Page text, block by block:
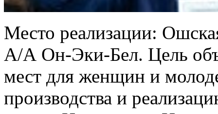
Место реализации:
А/А Он-Эки-Бел. Цель
мест для женщин и
производства и